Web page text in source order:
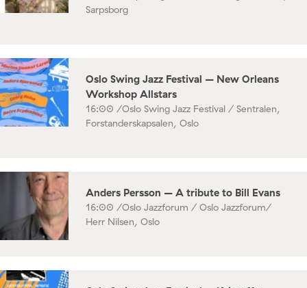
Sarpsborg
Oslo Swing Jazz Festival – New Orleans
Workshop Allstars
16:00 /Oslo Swing Jazz Festival / Sentralen,
Forstanderskapsalen, Oslo
Anders Persson – A tribute to Bill Evans
16:00 /Oslo Jazzforum / Oslo Jazzforum/
Herr Nilsen, Oslo